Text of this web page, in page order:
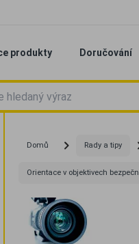
produkty Doručování
Domů Rady a tipy
Orientace v objektivech